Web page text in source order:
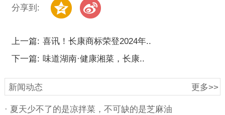
分享到:
上一篇: 喜讯！长康商标荣登2024年..
下一篇: 味道湖南·健康湘菜，长康..
新闻动态 更多>>
· 夏天少不了的是凉拌菜，不可缺的是芝麻油